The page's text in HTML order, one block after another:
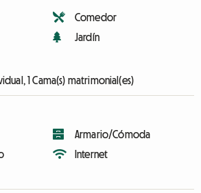
Comedor
Jardín
1 Cama(s) matrimonial(es)
Armario/Cómoda
Internet